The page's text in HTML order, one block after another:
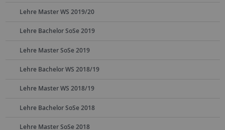
Lehre Master WS 2019/20
Lehre Bachelor SoSe 2019
Lehre Master SoSe 2019
Lehre Bachelor WS 2018/19
Lehre Master WS 2018/19
Lehre Bachelor SoSe 2018
Lehre Master SoSe 2018